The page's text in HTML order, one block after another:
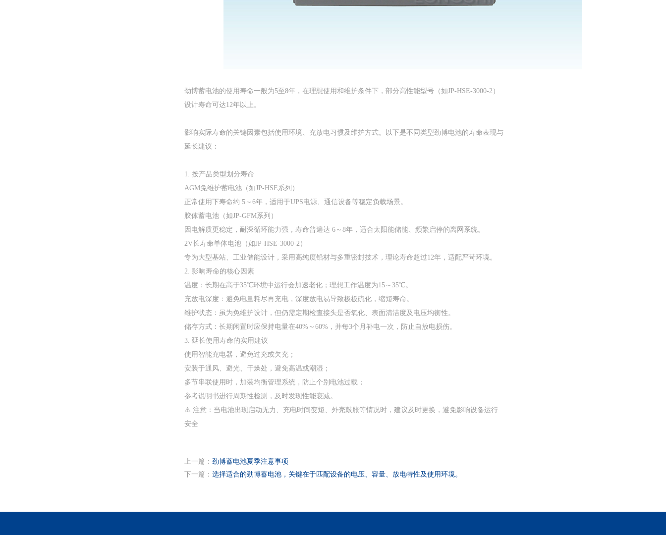
‌劲博蓄电池的使用寿命一般为5至8年‌，在理想使用和维护条件下，部分高性能型号（如JP-HSE-3000-2）
设计寿命可达‌12年以上‌。
影响实际寿命的关键因素包括使用环境、充放电习惯及维护方式。以下是不同类型劲博电池的寿命表现与
延长建议：
1. ‌按产品类型划分寿命‌
‌AGM免维护蓄电池‌（如JP-HSE系列）
正常使用下寿命约 ‌5～6年‌，适用于UPS电源、通信设备等稳定负载场景。
‌胶体蓄电池‌（如JP-GFM系列）
因电解质更稳定，耐深循环能力强，寿命普遍达 ‌6～8年‌，适合太阳能储能、频繁启停的离网系统。
‌2V长寿命单体电池‌（如JP-HSE-3000-2）
专为大型基站、工业储能设计，采用高纯度铅材与多重密封技术，理论寿命‌超过12年‌，适配严苛环境。
2. ‌影响寿命的核心因素‌
‌温度‌：长期在高于35℃环境中运行会加速老化；理想工作温度为15～35℃。
‌充放电深度‌：避免电量耗尽再充电，深度放电易导致极板硫化，缩短寿命。
‌维护状态‌：虽为免维护设计，但仍需定期检查接头是否氧化、表面清洁度及电压均衡性。
‌储存方式‌：长期闲置时应保持电量在40%～60%，并每3个月补电一次，防止自放电损伤。
3. ‌延长使用寿命的实用建议‌
使用智能充电器，避免过充或欠充；
安装于通风、避光、干燥处，避免高温或潮湿；
多节串联使用时，加装均衡管理系统，防止个别电池过载；
参考说明书进行周期性检测，及时发现性能衰减。
⚠️ 注意：当电池出现启动无力、充电时间变短、外壳鼓胀等情况时，建议及时更换，避免影响设备运行
安全
上一篇： 劲博蓄电池‌夏季注意事项
下一篇： ‌选择适合的劲博蓄电池‌，关键在于匹配设备的‌电压、容量、放电特性及使用环境‌。